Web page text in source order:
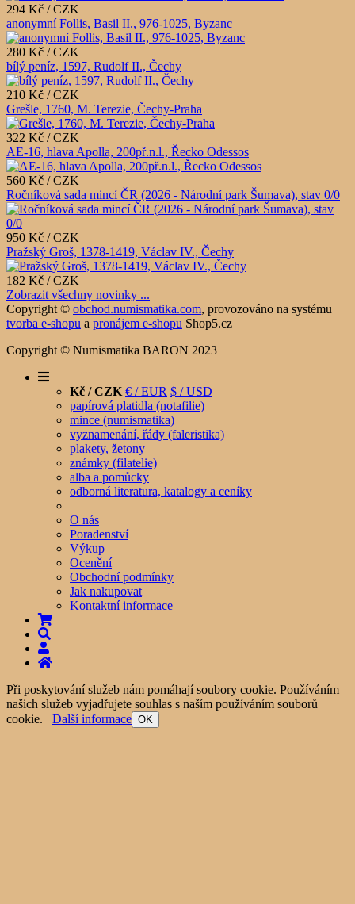
294 Kč / CZK
anonymní Follis, Basil II., 976-1025, Byzanc
280 Kč / CZK
bílý peníz, 1597, Rudolf II., Čechy
210 Kč / CZK
Grešle, 1760, M. Terezie, Čechy-Praha
322 Kč / CZK
AE-16, hlava Apolla, 200př.n.l., Řecko Odessos
560 Kč / CZK
Ročníková sada mincí ČR (2026 - Národní park Šumava), stav 0/0
950 Kč / CZK
Pražský Groš, 1378-1419, Václav IV., Čechy
182 Kč / CZK
Zobrazit všechny novinky ...
Copyright © obchod.numismatika.com, provozováno na systému
tvorba e-shopu a pronájem e-shopu Shop5.cz
Copyright © Numismatika BARON 2023
Kč / CZK € / EUR $ / USD
papírová platidla (notafilie)
mince (numismatika)
vyznamenání, řády (faleristika)
plakety, žetony
známky (filatelie)
alba a pomůcky
odborná literatura, katalogy a ceníky
O nás
Poradenství
Výkup
Ocenění
Obchodní podmínky
Jak nakupovat
Kontaktní informace
Při poskytování služeb nám pomáhají soubory cookie. Používáním
našich služeb vyjadřujete souhlas s naším používáním souborů
cookie. Další informace